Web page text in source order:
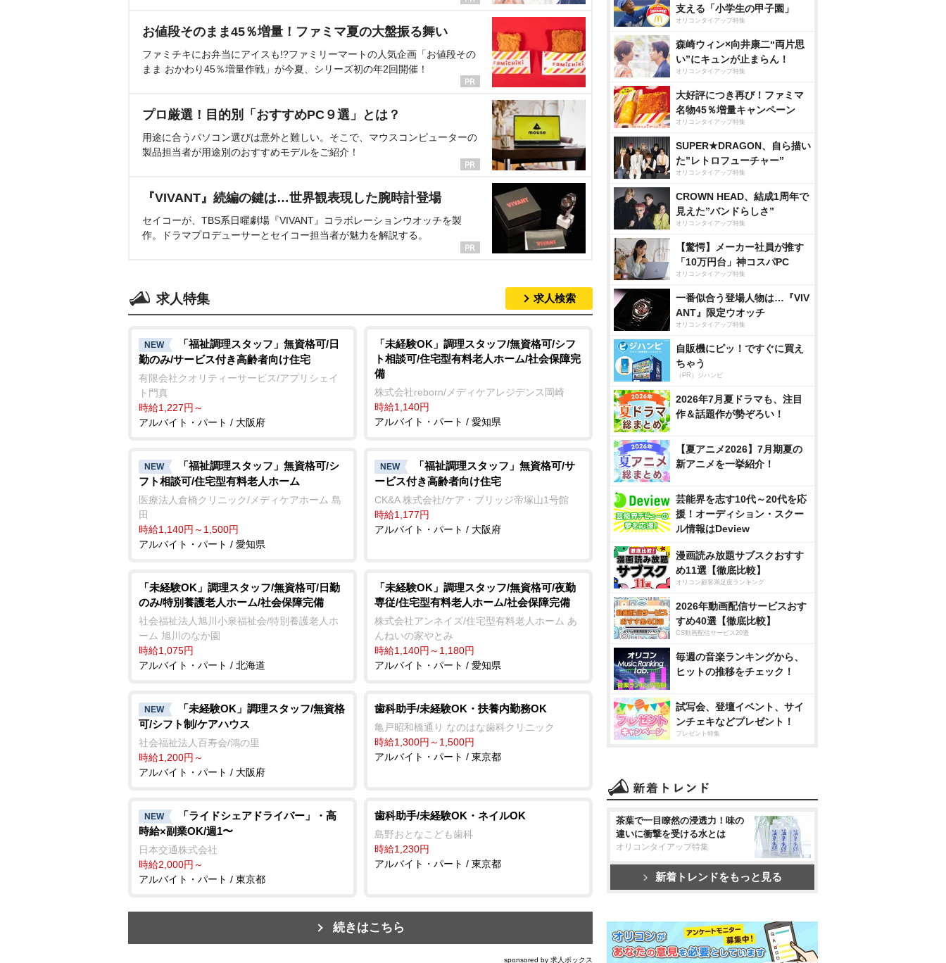
お値段そのまま45％増量！ファミマ夏の大盤振る舞い
ファミチキにお弁当にアイスも!?ファミリーマートの人気企画「お値段その
まま おかわり45％増量作戦」が今夏、シリーズ初の年2回開催！
プロ厳選！目的別「おすすめPC９選」とは？
用途に合うパソコン選びは意外と難しい。そこで、マウスコンピューターの
製品担当者が用途別のおすすめモデルをご紹介！
『VIVANT』続編の鍵は…世界観表現した腕時計登場
セイコーが、TBS系日曜劇場『VIVANT』コラボレーションウオッチを製
作。ドラマプロデューサーとセイコー担当者が魅力を解説する。
求人特集 求人検索
NEW
「福祉調理スタッフ」無資格可/日
勤のみ/サービス付き高齢者向け住宅
有限会社クオリティーサービス/アプリシェイ
ト門真
時給1,227円～
アルバイト・パート / 大阪府
「未経験OK」調理スタッフ/無資格可/シフ
ト相談可/住宅型有料老人ホーム/社会保障完
備
株式会社reborn/メディケアレジデンス岡崎
時給1,140円
アルバイト・パート / 愛知県
NEW
「福祉調理スタッフ」無資格可/シ
フト相談可/住宅型有料老人ホーム
医療法人倉橋クリニック/メディケアホーム 島
田
時給1,140円～1,500円
アルバイト・パート / 愛知県
NEW
「福祉調理スタッフ」無資格可/サ
ービス付き高齢者向け住宅
CK&A 株式会社/ケア・ブリッジ帝塚山1号館
時給1,177円
アルバイト・パート / 大阪府
「未経験OK」調理スタッフ/無資格可/日勤
のみ/特別養護老人ホーム/社会保障完備
社会福祉法人旭川小泉福祉会/特別養護老人ホ
ーム 旭川のなか園
時給1,075円
アルバイト・パート / 北海道
「未経験OK」調理スタッフ/無資格可/夜勤
専従/住宅型有料老人ホーム/社会保障完備
株式会社アンネイズ/住宅型有料老人ホーム あ
んねいの家やとみ
時給1,140円～1,180円
アルバイト・パート / 愛知県
NEW
「未経験OK」調理スタッフ/無資格
可/シフト制/ケアハウス
社会福祉法人百寿会/鴻の里
時給1,200円～
アルバイト・パート / 大阪府
歯科助手/未経験OK・扶養内勤務OK
亀戸昭和橋通り なのはな歯科クリニック
時給1,300円～1,500円
アルバイト・パート / 東京都
NEW
「ライドシェアドライバー」・高
時給×副業OK/週1〜
日本交通株式会社
時給2,000円～
アルバイト・パート / 東京都
歯科助手/未経験OK・ネイルOK
島野おとなこども歯科
時給1,230円
アルバイト・パート / 東京都
続きはこちら
sponsored by 求人ボックス
支える「小学生の甲子園」
オリコンタイアップ特集
森崎ウィン×向井康二“両片思
い”にキュンが止まらん！
オリコンタイアップ特集
大好評につき再び！ファミマ
名物45％増量キャンペーン
オリコンタイアップ特集
SUPER★DRAGON、自ら描い
た”レトロフューチャー”
オリコンタイアップ特集
CROWN HEAD、結成1周年で
見えた”バンドらしさ”
オリコンタイアップ特集
【驚愕】メーカー社員が推す
「10万円台」神コスパPC
オリコンタイアップ特集
一番似合う登場人物は…『VIV
ANT』限定ウオッチ
オリコンタイアップ特集
自販機にピッ！ですぐに買え
ちゃう
（PR）ジハンピ
2026年7月夏ドラマも、注目
作＆話題作が勢ぞろい！
【夏アニメ2026】7月期夏の
新アニメを一挙紹介！
芸能界を志す10代～20代を応
援！オーディション・スクー
ル情報はDeview
漫画読み放題サブスクおすす
め11選【徹底比較】
オリコン顧客満足度ランキング
2026年動画配信サービスおす
すめ40選【徹底比較】
CS動画配信サービス20選
毎週の音楽ランキングから、
ヒットの推移をチェック！
試写会、登壇イベント、サイ
ンチェキなどプレゼント！
プレゼント特集
茶葉で一目瞭然の浸透力！味の
違いに衝撃を受ける水とは
オリコンタイアップ特集
新着トレンドをもっと見る